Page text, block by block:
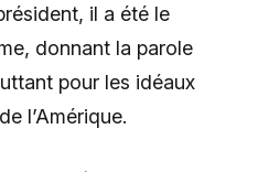
il a été le
donnant la parole
pour les idéaux
l’Amérique.